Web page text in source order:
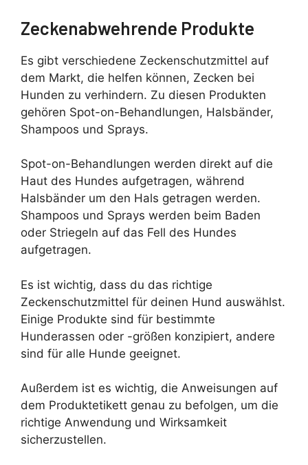
Zeckenabwehrende Produkte
Es gibt verschiedene Zeckenschutzmittel auf
dem Markt, die helfen können, Zecken bei
Hunden zu verhindern. Zu diesen Produkten
gehören Spot-on-Behandlungen, Halsbänder,
Shampoos und Sprays.
Spot-on-Behandlungen werden direkt auf die
Haut des Hundes aufgetragen, während
Halsbänder um den Hals getragen werden.
Shampoos und Sprays werden beim Baden
oder Striegeln auf das Fell des Hundes
aufgetragen.
Es ist wichtig, dass du das richtige
Zeckenschutzmittel für deinen Hund auswählst.
Einige Produkte sind für bestimmte
Hunderassen oder -größen konzipiert, andere
sind für alle Hunde geeignet.
Außerdem ist es wichtig, die Anweisungen auf
dem Produktetikett genau zu befolgen, um die
richtige Anwendung und Wirksamkeit
sicherzustellen.